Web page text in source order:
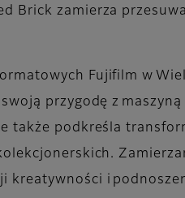
Brick zamierza
Fujifilm w
przygodę z
także podkreśla
kreatywności i